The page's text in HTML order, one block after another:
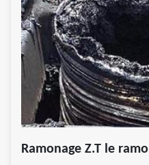
Ramonage Z.T le